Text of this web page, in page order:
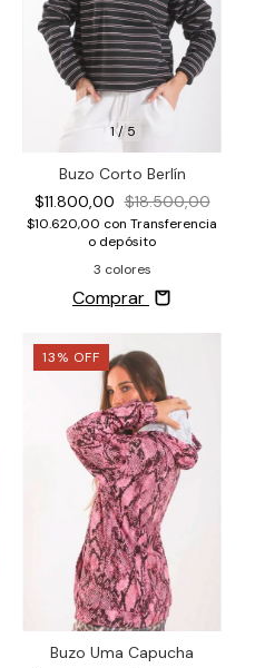
1/5
Buzo Corto Berlín
$11.800,00 $18.500,00
$10.620,00 con Transferencia
o depósito
3 colores
Comprar
13% OFF
Buzo Uma Capucha